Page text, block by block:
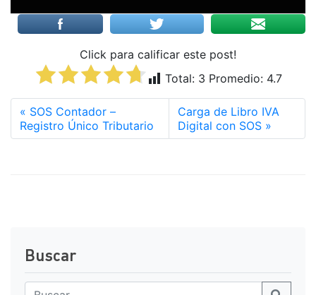
Click para calificar este post!
Total: 3 Promedio: 4.7
SOS Contador –
Registro Único Tributario
Carga de Libro IVA
Digital con SOS
Buscar